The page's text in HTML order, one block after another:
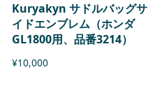
Kuryakyn サドルバッグサ
イドエンブレム（ホンダ
GL1800用、品番3214）
¥10,000